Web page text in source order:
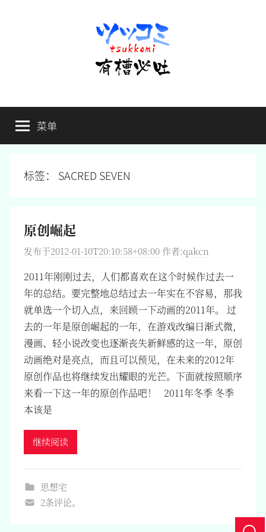
有
槽
必
槽，
毋
菜单
标签： SACRED SEVEN
原创崛起
发布于2012-01-10T20:10:58+08:00 作者:qakcn
2011年刚刚过去，人们都喜欢在这个时候作过去一
年的总结。要完整地总结过去一年实在不容易，那我
就单选一个切入点，来回顾一下动画的2011年。 过
去的一年是原创崛起的一年，在游戏改编日渐式微，
漫画、轻小说改变也逐渐丧失新鲜感的这一年，原创
动画绝对是亮点，而且可以预见，在未来的2012年
原创作品也将继续发出耀眼的光芒。下面就按照顺序
来看一下这一年的原创作品吧！ 2011年冬季 冬季
本该是
继续阅读
思想宅
2条评论。